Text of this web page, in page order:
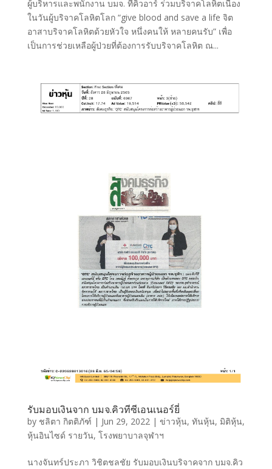
ผู้บริหารและพนักงาน บมจ. ทีคิวอาร์ ร่วมบริจาคโลหิตเนื่อง
ในวันผู้บริจาคโลหิตโลก “give blood and save a life จิต
อาสาบริจาคโลหิตด้วยหัวใจ หนึ่งคนให้ หลายคนรับ” เพื่อ
เป็นการช่วยเหลือผู้ป่วยที่ต้องการรับบริจาคโลหิต ณ...
รับมอบเงินจาก บมจ.คิวทีซีเอนเนอร์ยี่
by ชลิตา กิตติภัฑ์ | Jun 29, 2022| ข่าวหุ้น, ทันหุ้น, มิติหุ้น,
หุ้นอินไซด์ รายวัน, โรงพยาบาลจุฬาฯ
นางจันทร์ประภา วิชิตชลชัย รับมอบเงินบริจาคจาก บมจ.คิว